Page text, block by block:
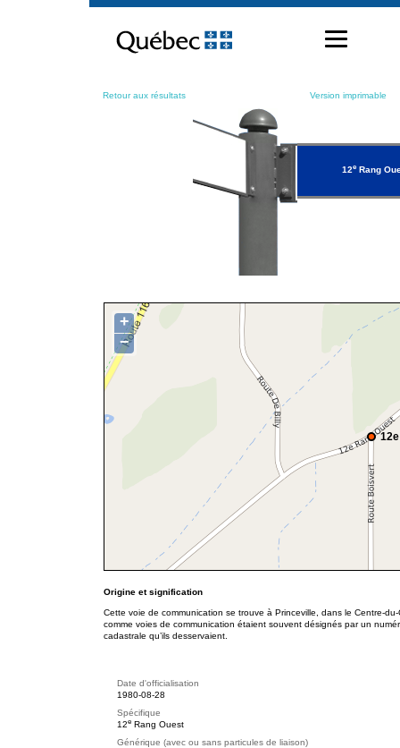
contenu
Retour aux résultats Version imprimable
12eRang
+
−
Origine et signification
Cette voie de communication se trouve à Princeville, dans le Centre-
comme voies de communication étaient souvent désignés par un
cadastrale qu’ils desservaient.
Date d'officialisation
1980-08-28
Spécifique
12e Rang Ouest
Générique (avec ou sans particules de liaison)